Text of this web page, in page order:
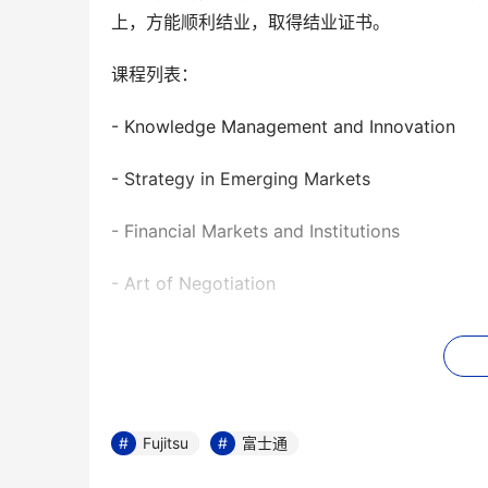
上，方能顺利结业，取得结业证书。
课程列表：
- Knowledge Management and Innovation
- Strategy in Emerging Markets
- Financial Markets and Institutions
- Art of Negotiation
- Leadership and Ethics
Fujitsu 富士通